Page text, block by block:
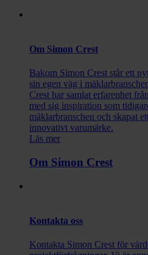
Om Simon Crest
Bakom Simon Crest står ett
sin egen väg i
Crest har samlat erfarenhet
med sig inspiration som
mäklarbranschen och skapat
innovativt varumärke.
Läs mer
Om Simon Crest
Kontakta oss
Kontakta Simon Crest för